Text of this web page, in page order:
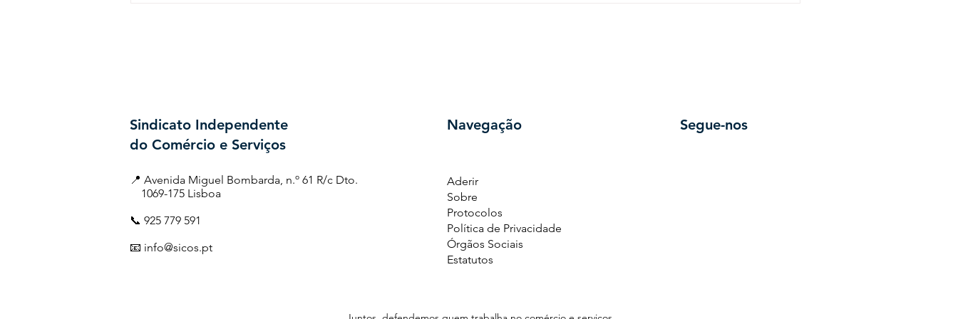
Sindicato Independente
do Comércio e Serviços
Navegação
Aderir
Sobre
Protocolos
Política de Privacidade​
Órgãos Sociais
Estatutos
📍 Avenida Miguel Bombarda, n.º 61 R/c Dto.
1069-175 Lisboa
📞 925 779 591
📧 info@sicos.pt
Segue-nos